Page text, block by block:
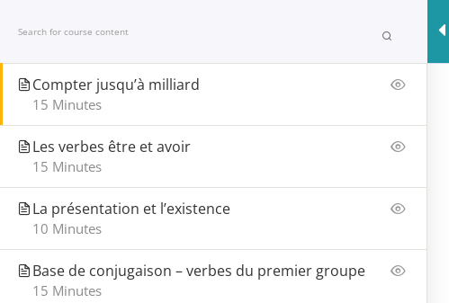
Portal do
Início Todos os cursos
Compter jusqu’à milliard
15 Minutes
Les verbes être et avoir
15 Minutes
La présentation et l’existence
10 Minutes
Base de conjugaison – verbes du premier groupe
15 Minutes
Navegação
Portal do